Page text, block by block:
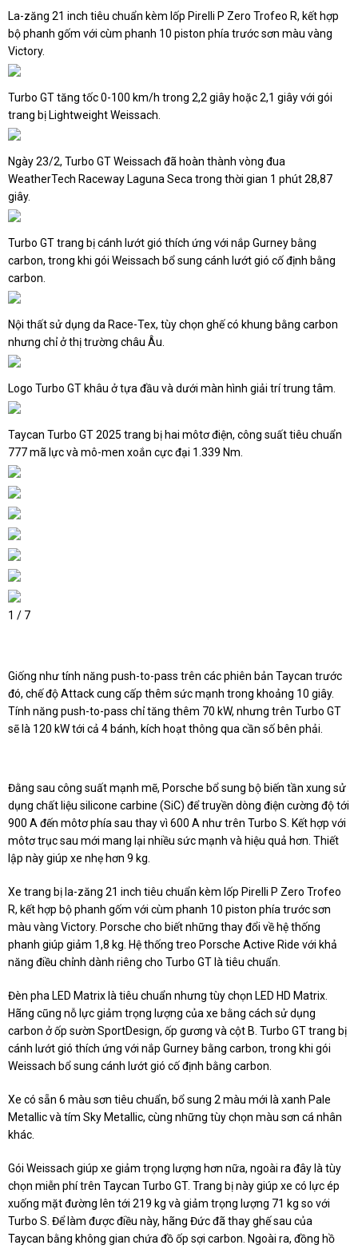
La-zăng 21 inch tiêu chuẩn kèm lốp Pirelli P Zero Trofeo R, kết hợp
bộ phanh gốm với cùm phanh 10 piston phía trước sơn màu vàng
Victory.
Turbo GT tăng tốc 0-100 km/h trong 2,2 giây hoặc 2,1 giây với gói
trang bị Lightweight Weissach.
Ngày 23/2, Turbo GT Weissach đã hoàn thành vòng đua
WeatherTech Raceway Laguna Seca trong thời gian 1 phút 28,87
giây.
Turbo GT trang bị cánh lướt gió thích ứng với nắp Gurney bằng
carbon, trong khi gói Weissach bổ sung cánh lướt gió cố định bằng
carbon.
Nội thất sử dụng da Race-Tex, tùy chọn ghế có khung bằng carbon
nhưng chỉ ở thị trường châu Âu.
Logo Turbo GT khâu ở tựa đầu và dưới màn hình giải trí trung tâm.
Taycan Turbo GT 2025 trang bị hai môtơ điện, công suất tiêu chuẩn
777 mã lực và mô-men xoắn cực đại 1.339 Nm.
1 / 7
Giống như tính năng push-to-pass trên các phiên bản Taycan trước
đó, chế độ Attack cung cấp thêm sức mạnh trong khoảng 10 giây.
Tính năng push-to-pass chỉ tăng thêm 70 kW, nhưng trên Turbo GT
sẽ là 120 kW tới cả 4 bánh, kích hoạt thông qua cần số bên phải.
Đằng sau công suất mạnh mẽ, Porsche bổ sung bộ biến tần xung sử
dụng chất liệu silicone carbine (SiC) để truyền dòng điện cường độ tới
900 A đến môtơ phía sau thay vì 600 A như trên Turbo S. Kết hợp với
môtơ trục sau mới mang lại nhiều sức mạnh và hiệu quả hơn. Thiết
lập này giúp xe nhẹ hơn 9 kg.
Xe trang bị la-zăng 21 inch tiêu chuẩn kèm lốp Pirelli P Zero Trofeo
R, kết hợp bộ phanh gốm với cùm phanh 10 piston phía trước sơn
màu vàng Victory. Porsche cho biết những thay đổi về hệ thống
phanh giúp giảm 1,8 kg. Hệ thống treo Porsche Active Ride với khả
năng điều chỉnh dành riêng cho Turbo GT là tiêu chuẩn.
Đèn pha LED Matrix là tiêu chuẩn nhưng tùy chọn LED HD Matrix.
Hãng cũng nỗ lực giảm trọng lượng của xe bằng cách sử dụng
carbon ở ốp sườn SportDesign, ốp gương và cột B. Turbo GT trang bị
cánh lướt gió thích ứng với nắp Gurney bằng carbon, trong khi gói
Weissach bổ sung cánh lướt gió cố định bằng carbon.
Xe có sẵn 6 màu sơn tiêu chuẩn, bổ sung 2 màu mới là xanh Pale
Metallic và tím Sky Metallic, cùng những tùy chọn màu sơn cá nhân
khác.
Gói Weissach giúp xe giảm trọng lượng hơn nữa, ngoài ra đây là tùy
chọn miễn phí trên Taycan Turbo GT. Trang bị này giúp xe có lực ép
xuống mặt đường lên tới 219 kg và giảm trọng lượng 71 kg so với
Turbo S. Để làm được điều này, hãng Đức đã thay ghế sau của
Taycan bằng không gian chứa đồ ốp sợi carbon. Ngoài ra, đồng hồ